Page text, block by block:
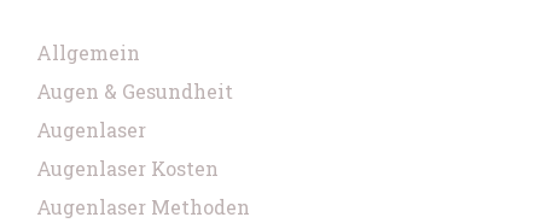
Allgemein
Augen & Gesundheit
Augenlaser
Augenlaser Kosten
Augenlaser Methoden